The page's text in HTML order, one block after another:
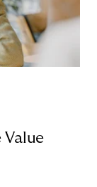
Value